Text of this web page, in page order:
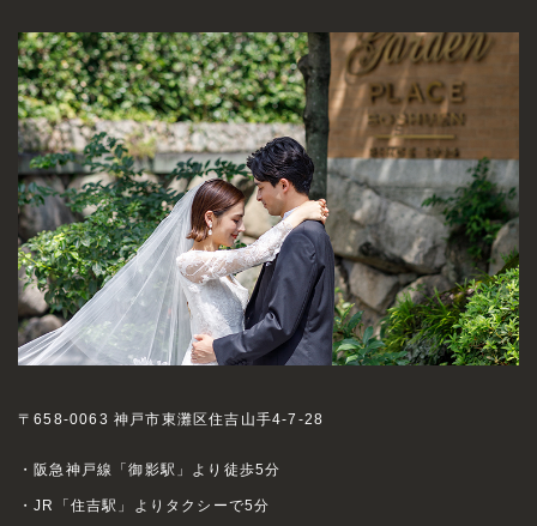
〒658-0063 神戸市東灘区住吉山手4-7-28
・阪急神戸線「御影駅」より徒歩5分
・JR「住吉駅」よりタクシーで5分